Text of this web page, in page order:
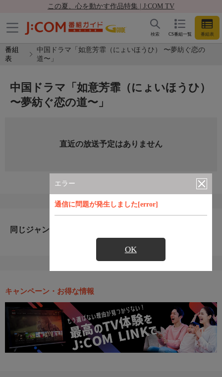
この夏、心を動かす作品特集 | J:COM TV
CS番組一覧 番組表
検索
番組
表
中国ドラマ「如意芳霏（にょいほうひ） 〜夢紡ぐ恋の
道〜」
エラー
通信に問題が発生しました[error]
OK
中国ドラマ「如意芳霏（にょいほうひ）
〜夢紡ぐ恋の道〜」
直近の放送予定はありません
同じジャンルのおすすめ番組
キャンペーン・お得な情報